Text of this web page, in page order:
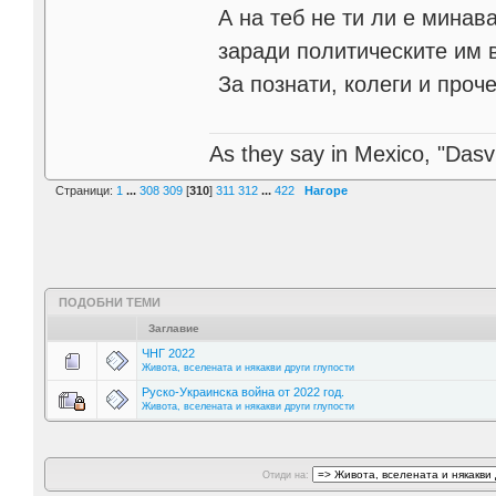
А на теб не ти ли е
заради политическите им
За познати, колеги и
As they say in Mexico,
Страници: 1 ... 308 309 [310] 311 312 ... 422 Нагоре
ПОДОБНИ ТЕМИ
Заглавие
ЧНГ 2022
Живота, вселената и някакви други глупости
Руско-Украинска война от 2022 год.
Живота, вселената и някакви други глупости
Отиди на: